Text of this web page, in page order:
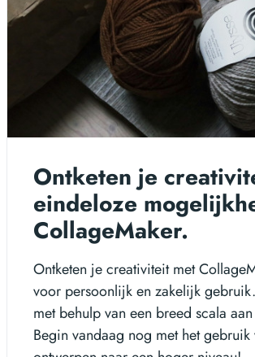
Ontketen je
eindeloze
CollageMaker.
Ontketen je creativiteit met
voor persoonlijk en zakelijk
met behulp van een breed scala
Begin vandaag nog met het